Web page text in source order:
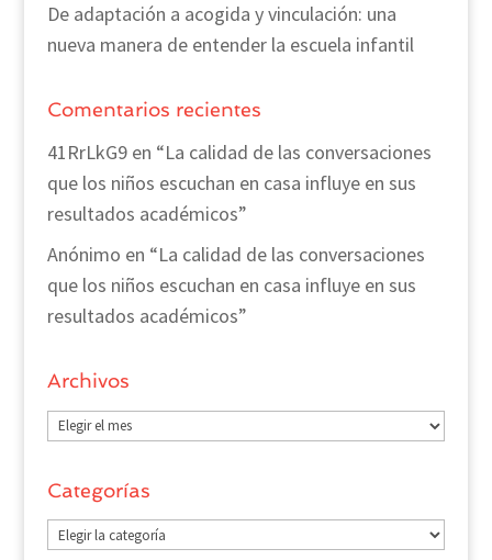
De adaptación a acogida y vinculación: una
nueva manera de entender la escuela infantil
Comentarios recientes
41RrLkG9en “La calidad de las conversaciones
que los niños escuchan en casa influye en sus
resultados académicos”
Anónimo en “La calidad de las conversaciones
que los niños escuchan en casa influye en sus
resultados académicos”
Archivos
Archivos
Categorías
Categorías